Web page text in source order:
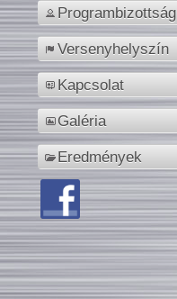
Programbizottság
Versenyhelyszín
Kapcsolat
Galéria
Eredmények